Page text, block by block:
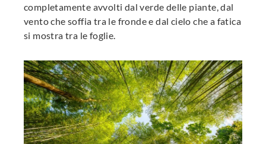
completamente avvolti dal verde delle piante, dal
vento che soffia tra le fronde e dal cielo che a fatica
si mostra tra le foglie.